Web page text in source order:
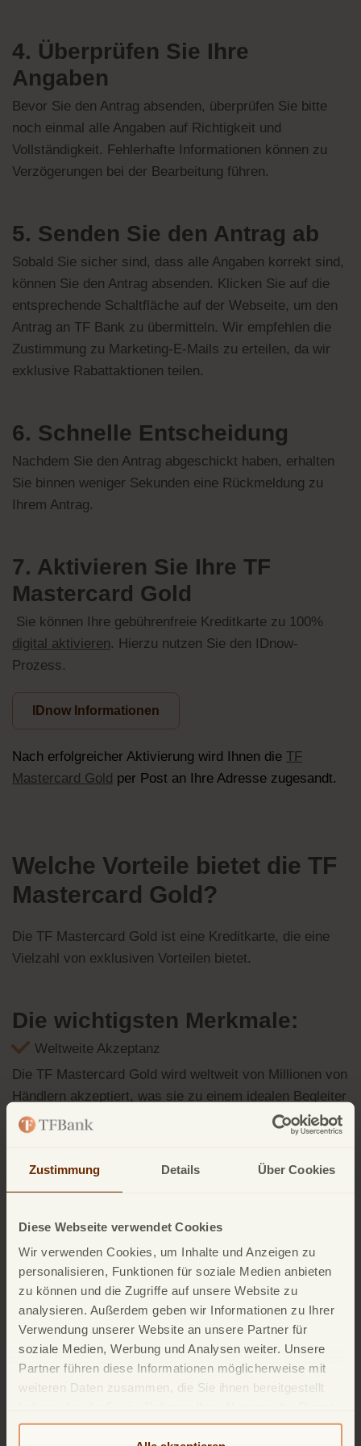
Zustimmung Details Über Cookies
Diese Webseite verwendet Cookies
Wir verwenden Cookies, um Inhalte und Anzeigen zu
personalisieren, Funktionen für soziale Medien anbieten
zu können und die Zugriffe auf unsere Website zu
analysieren. Außerdem geben wir Informationen zu Ihrer
Verwendung unserer Website an unsere Partner für
soziale Medien, Werbung und Analysen weiter. Unsere
Partner führen diese Informationen möglicherweise mit
weiteren Daten zusammen, die Sie ihnen bereitgestellt
gesammelt haben. Weitere detailliertere Informationen
4. Überprüfen Sie Ihre
Angaben
Bevor Sie den Antrag absenden, überprüfen Sie bitte
noch einmal alle Angaben auf Richtigkeit und
Vollständigkeit. Fehlerhafte Informationen können zu
Verzögerungen bei der Bearbeitung führen.
5. Senden Sie den Antrag ab
Sobald Sie sicher sind, dass alle Angaben korrekt sind,
können Sie den Antrag absenden. Klicken Sie auf die
entsprechende Schaltfläche auf der Webseite, um den
Antrag an TF Bank zu übermitteln. Wir empfehlen die
Zustimmung zu Marketing-E-Mails zu erteilen, da wir
exklusive Rabattaktionen teilen.
6. Schnelle Entscheidung
Nachdem Sie den Antrag abgeschickt haben, erhalten
Sie binnen weniger Sekunden eine Rückmeldung zu
Ihrem Antrag.
7. Aktivieren Sie Ihre TF
Mastercard Gold
Sie können Ihre gebührenfreie Kreditkarte zu 100%
digital aktivieren. Hierzu nutzen Sie den IDnow-
Prozess.
IDnow Informationen
Nach erfolgreicher Aktivierung wird Ihnen die TF
Mastercard Gold per Post an Ihre Adresse zugesandt.
Welche Vorteile bietet die TF
Mastercard Gold?
Die TF Mastercard Gold ist eine Kreditkarte, die eine
Vielzahl von exklusiven Vorteilen bietet.
Die wichtigsten Merkmale:
Weltweite Akzeptanz
Die TF Mastercard Gold wird weltweit von Millionen von
Händlern akzeptiert, was sie zu einem idealen Begleiter
für Reisen macht.
Kostenlose Reiseversicherung
Reiseversicherungen, einschließlich Reiseabbruch- und
Reisegepäckversicherung.
Rabatte und Sonderangebote
Die TF Mastercard Gold bietet Zugang zu exklusiven
Rabatten und Sonderangeboten bei ausgewählten
Partnern.